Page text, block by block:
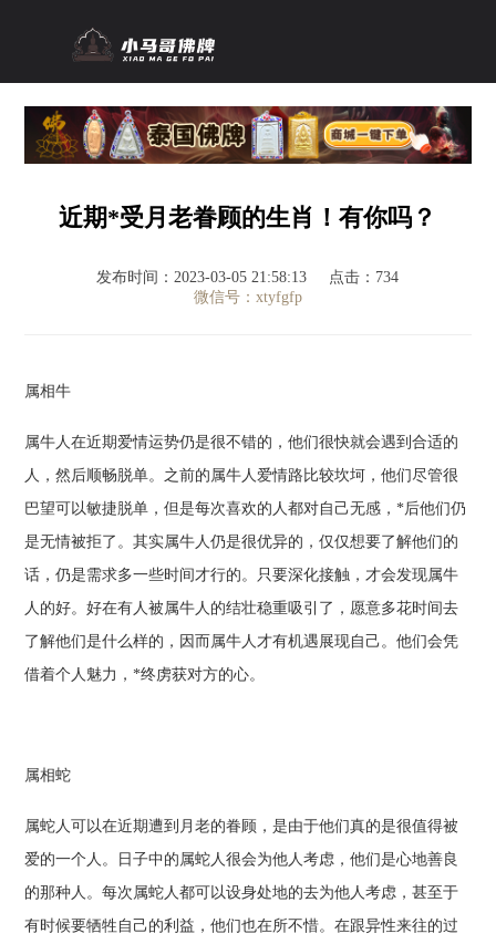
近期*受月老眷顾的生肖！有你吗？
发布时间：2023-03-05 21:58:13
点击：734
微信号：xtyfgfp
属相牛
属牛人在近期爱情运势仍是很不错的，他们很快就会遇到合适的
人，然后顺畅脱单。之前的属牛人爱情路比较坎坷，他们尽管很
巴望可以敏捷脱单，但是每次喜欢的人都对自己无感，*后他们仍
是无情被拒了。其实属牛人仍是很优异的，仅仅想要了解他们的
话，仍是需求多一些时间才行的。只要深化接触，才会发现属牛
人的好。好在有人被属牛人的结壮稳重吸引了，愿意多花时间去
了解他们是什么样的，因而属牛人才有机遇展现自己。他们会凭
借着个人魅力，*终虏获对方的心。
属相蛇
属蛇人可以在近期遭到月老的眷顾，是由于他们真的是很值得被
爱的一个人。日子中的属蛇人很会为他人考虑，他们是心地善良
的那种人。每次属蛇人都可以设身处地的去为他人考虑，甚至于
有时候要牺牲自己的利益，他们也在所不惜。在跟异性来往的过